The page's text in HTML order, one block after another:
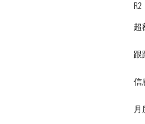
R2
超
跟
信
月